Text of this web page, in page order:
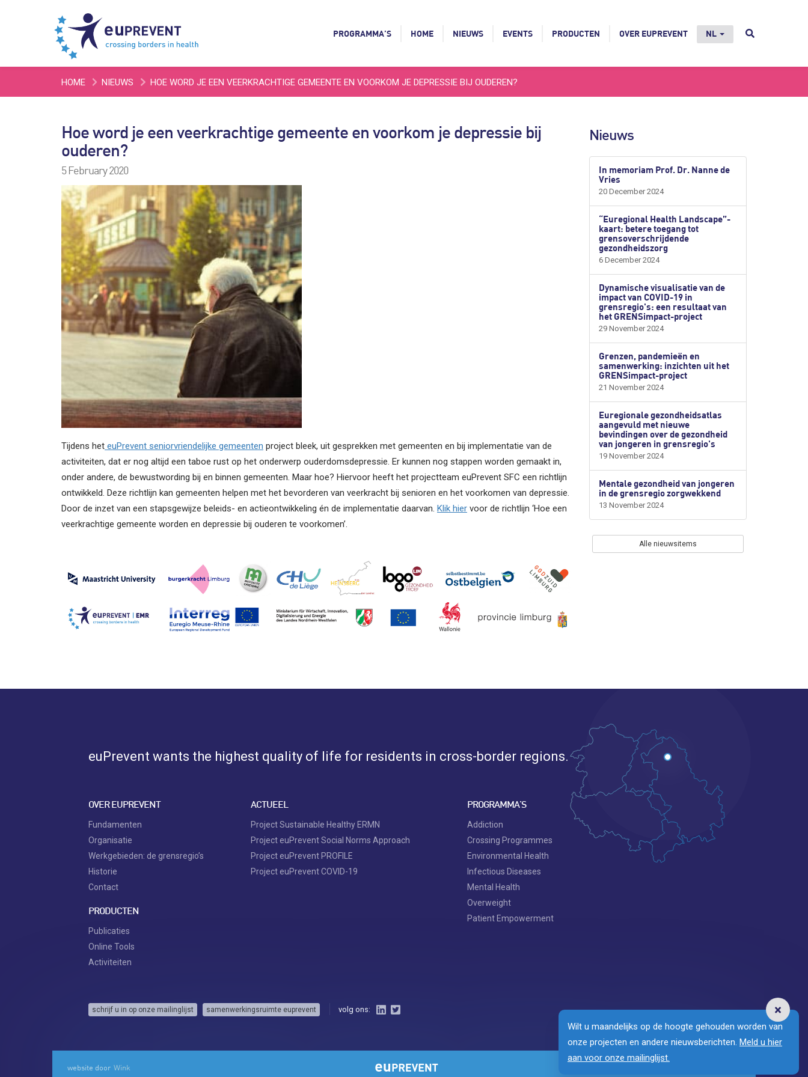
PROGRAMMA’S HOME NIEUWS EVENTS PRODUCTEN OVER EUPREVENT NL
HOME NIEUWS HOE WORD JE EEN VEERKRACHTIGE GEMEENTE EN VOORKOM JE DEPRESSIE BIJ OUDEREN?
Hoe word je een veerkrachtige gemeente en voorkom je depressie bij
ouderen?
5 February 2020
Tijdens het euPrevent seniorvriendelijke gemeenten project bleek, uit gesprekken met gemeenten en bij implementatie van de
activiteiten, dat er nog altijd een taboe rust op het onderwerp ouderdomsdepressie. Er kunnen nog stappen worden gemaakt in,
onder andere, de bewustwording bij en binnen gemeenten. Maar hoe? Hiervoor heeft het projectteam euPrevent SFC een richtlijn
ontwikkeld. Deze richtlijn kan gemeenten helpen met het bevorderen van veerkracht bij senioren en het voorkomen van depressie.
Door de inzet van een stapsgewijze beleids- en actieontwikkeling én de implementatie daarvan. Klik hier voor de richtlijn ‘Hoe een
veerkrachtige gemeente worden en depressie bij ouderen te voorkomen’.
Nieuws
In memoriam Prof. Dr. Nanne de
Vries
20 December 2024
“Euregional Health Landscape”-
kaart: betere toegang tot
grensoverschrijdende
gezondheidszorg
6 December 2024
Dynamische visualisatie van de
impact van COVID-19 in
grensregio's: een resultaat van
het GRENSimpact-project
29 November 2024
Grenzen, pandemieën en
samenwerking: inzichten uit het
GRENSimpact-project
21 November 2024
Euregionale gezondheidsatlas
aangevuld met nieuwe
bevindingen over de gezondheid
van jongeren in grensregio's
19 November 2024
Mentale gezondheid van jongeren
in de grensregio zorgwekkend
13 November 2024
Alle nieuwsitems
Wilt u maandelijks op de hoogte gehouden worden van
onze projecten en andere nieuwsberichten. Meld u hier
aan voor onze mailinglijst.
euPrevent wants the highest quality of life for residents in cross-border regions.
OVER EUPREVENT
Fundamenten
Organisatie
Werkgebieden: de grensregio’s
Historie
Contact
PRODUCTEN
Publicaties
Online Tools
Activiteiten
ACTUEEL
Project Sustainable Healthy ERMN
Project euPrevent Social Norms Approach
Project euPrevent PROFILE
Project euPrevent COVID-19
PROGRAMMA'S
Addiction
Crossing Programmes
Environmental Health
Infectious Diseases
Mental Health
Overweight
Patient Empowerment
schrijf u in op onze mailinglijst samenwerkingsruimte euprevent volg ons:
website door Wink